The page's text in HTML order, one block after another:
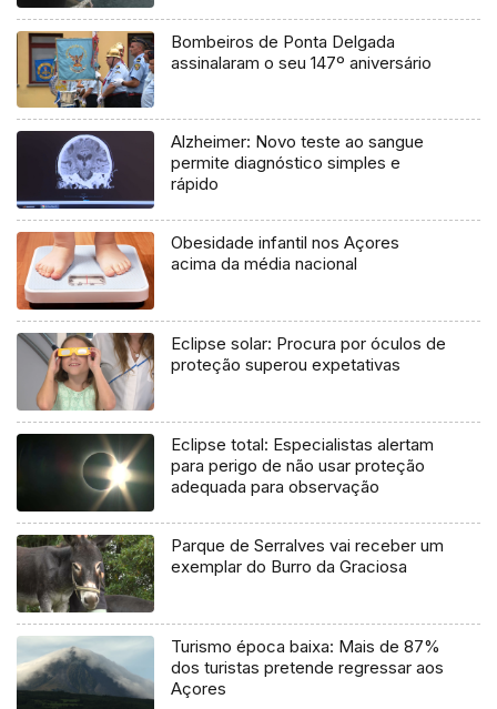
Bombeiros de Ponta Delgada
assinalaram o seu 147º aniversário
Alzheimer: Novo teste ao sangue
permite diagnóstico simples e
rápido
Obesidade infantil nos Açores
acima da média nacional
Eclipse solar: Procura por óculos de
proteção superou expetativas
Eclipse total: Especialistas alertam
para perigo de não usar proteção
adequada para observação
Parque de Serralves vai receber um
exemplar do Burro da Graciosa
Turismo época baixa: Mais de 87%
dos turistas pretende regressar aos
Açores